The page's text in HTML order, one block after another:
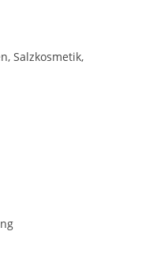
Salzkosmetik,